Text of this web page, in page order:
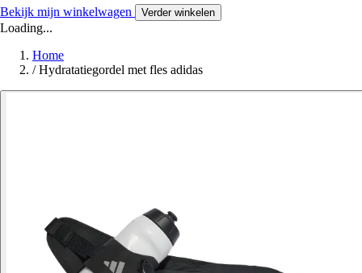
Bekijk mijn winkelwagen Verder winkelen
Loading...
Home
/ Hydratatiegordel met fles adidas